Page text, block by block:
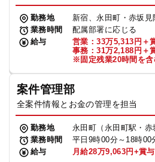
勤務地
新宿、永田町・赤坂見
業務時間
配属部署に応じる
給与
営業：33万5,313円＋
事務：31万2,188円＋
※固定残業20時間を含
案件管理部
全案件情報とお金の管理を担当
勤務地
永田町（永田町駅・赤
業務時間
平日9時00分～18時00
給与
月給28万9,063円+賞